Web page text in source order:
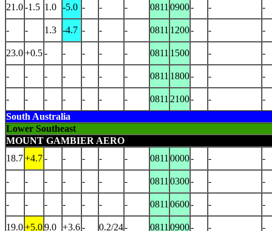
21.0-1.5 1.0 -5.0 - - - 0811 0900- - -
- - 1.3 -4.7 - - - 0811 1200- - -
23.0+0.5- - - - - 0811 1500 - -
- - - - - - - 0811 1800- - -
- - - - - - - 0811 2100- -
-
South Australia
Lower Southeast
MOUNT GAMBIER AERO
18.7+4.7- - - - - 0811 0000- - -
- - - - - - - 0811 0300- - -
- - - - - - - 0811 0600- - -
19.0+5.09.0 +3.6- 0.2/24- 0811 0900- - -